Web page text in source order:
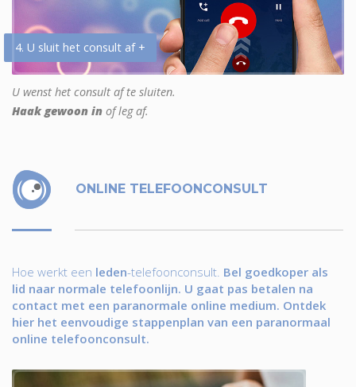
4. U sluit het consult af +
U wenst het consult af te sluiten.
Haak gewoon in of leg af.
ONLINE TELEFOONCONSULT
Hoe werkt een leden-telefoonconsult. Bel goedkoper als
lid naar normale telefoonlijn. U gaat pas betalen na
contact met een paranormale online medium. Ontdek
hier het eenvoudige stappenplan van een paranormaal
online telefoonconsult.